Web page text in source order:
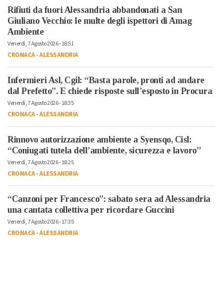
Rifiuti da fuori Alessandria abbandonati a San
Giuliano Vecchio: le multe degli ispettori di Amag
Ambiente
Venerdì, 7 Agosto 2026 - 18:51
CRONACA-ALESSANDRIA
Infermieri Asl, Cgil: “Basta parole, pronti ad andare
dal Prefetto”. E chiede risposte sull’esposto in Procura
Venerdì, 7 Agosto 2026 - 18:35
CRONACA-ALESSANDRIA
Rinnovo autorizzazione ambiente a Syensqo, Cisl:
“Coniugati tutela dell’ambiente, sicurezza e lavoro”
Venerdì, 7 Agosto 2026 - 18:25
CRONACA-ALESSANDRIA
“Canzoni per Francesco”: sabato sera ad Alessandria
una cantata collettiva per ricordare Guccini
Venerdì, 7 Agosto 2026 - 17:35
CRONACA-ALESSANDRIA